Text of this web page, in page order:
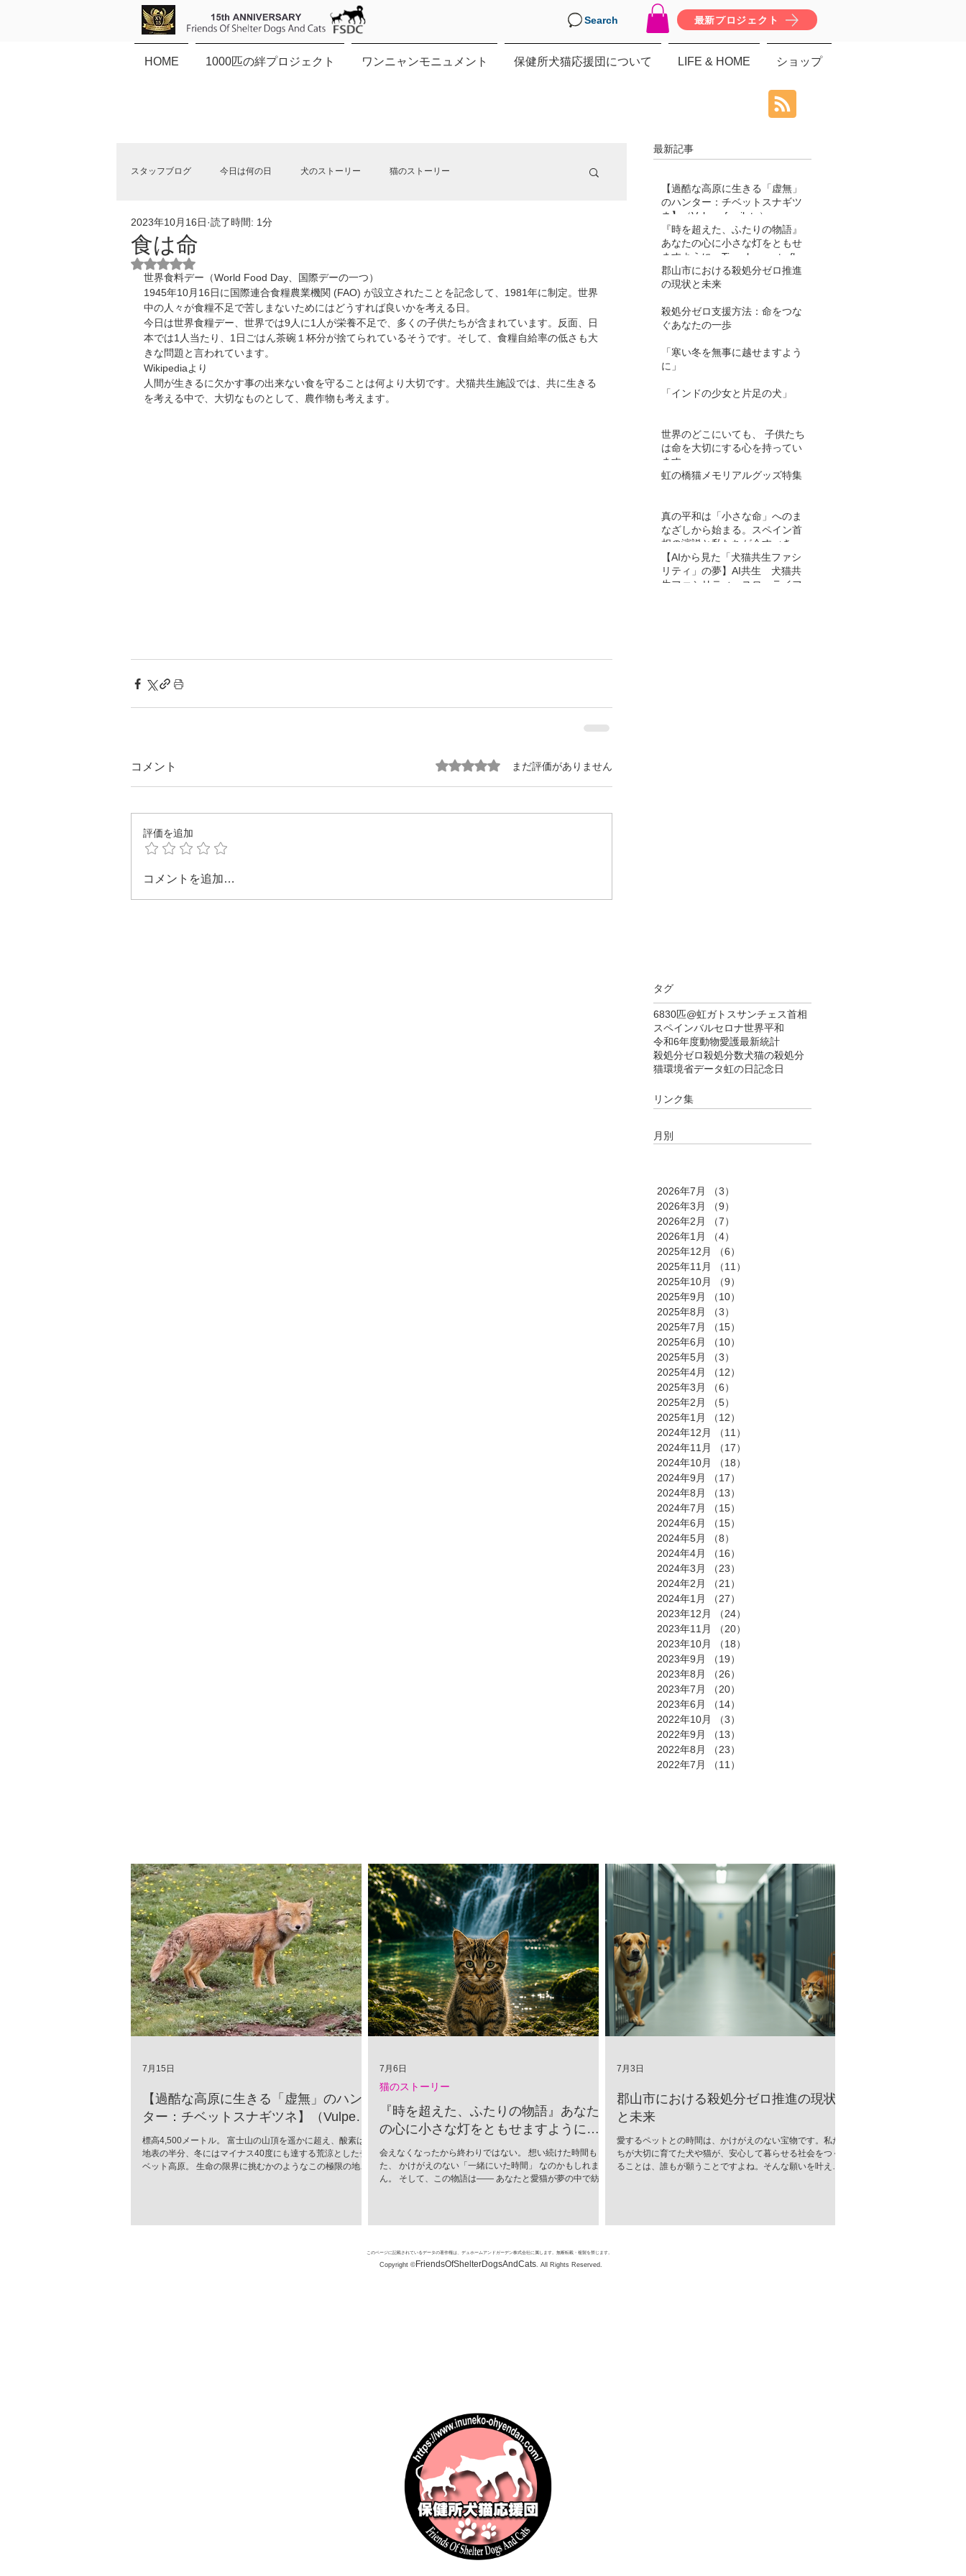
Search 最新プロジェクト
HOME 1000匹の絆プロジェクト ワンニャンモニュメント 保健所犬猫応援団について LIFE & HOME ショップ
スタッフブログ 今日は何の日 犬のストーリー 猫のストーリー
保健所犬猫応援団NEWS
食は命
2023年10月16日 読了時間: 1分
5つ星のうちNaNと評価されています。
世界食料デー（World Food Day、国際デーの一つ）
1945年10月16日に国際連合食糧農業機関 (FAO) が設立されたことを記念して、1981年に制定。世界
中の人々が食糧不足で苦しまないためにはどうすれば良いかを考える日。
今日は世界食糧デー、世界では9人に1人が栄養不足で、多くの子供たちが含まれています。反面、日
本では1人当たり、1日ごはん茶碗１杯分が捨てられているそうです。そして、食糧自給率の低さも大
きな問題と言われています。
Wikipediaより
人間が生きるに欠かす事の出来ない食を守ることは何より大切です。犬猫共生施設では、共に生きる
を考える中で、大切なものとして、農作物も考えます。
コメント 5つ星のうち0と評価されています。
まだ評価がありません
評価を追加
コメントを追加…
最新記事
【過酷な高原に生きる「虚無」
のハンター：チベットスナギツ
ネ】（Vulpes ferrilata）
『時を超えた、ふたりの物語』
あなたの心に小さな灯をともせ
ますように。Time began to flow
again
郡山市における殺処分ゼロ推進
の現状と未来
殺処分ゼロ支援方法：命をつな
ぐあなたの一歩
「寒い冬を無事に越せますよう
に」
「インドの少女と片足の犬」
世界のどこにいても、 子供たち
は命を大切にする心を持ってい
ます。
虹の橋猫メモリアルグッズ特集
真の平和は「小さな命」へのま
なざしから始まる。スペイン首
相の演説と私たちが今すべきこ
と【AIから見た「犬猫共生ファシ
リティ」の夢】AI共生 犬猫共
生ファシリティ スローライフ
タグ
6830匹@虹ガトスサンチェス首相
スペインバルセロナ世界平和
令和6年度動物愛護最新統計
殺処分ゼロ殺処分数犬猫の殺処分
猫環境省データ虹の日記念日
リンク集
月別
2026年7月 （3）
2026年3月
（9）
2026年2月
（7）
2026年1月
（4）
2025年12月
（6）
2025年11月
（11）
2025年10月
（9）
2025年9月
（10）
2025年8月
（3）
2025年7月
（15）
2025年6月
（10）
2025年5月
（3）
2025年4月
（12）
2025年3月
（6）
2025年2月
（5）
2025年1月
（12）
2024年12月
（11）
2024年11月
（17）
2024年10月
（18）
2024年9月
（17）
2024年8月
（13）
2024年7月
（15）
2024年6月
（15）
2024年5月
（8）
2024年4月
（16）
2024年3月
（23）
2024年2月
（21）
2024年1月
（27）
2023年12月
（24）
2023年11月
（20）
2023年10月
（18）
2023年9月
（19）
2023年8月
（26）
2023年7月
（20）
2023年6月
（14）
2022年10月
（3）
2022年9月
（13）
2022年8月
（23）
2022年7月
（11）
【過酷な高原に生きる「虚無」のハン
ター：チベットスナギツネ】（Vulpes
ferrilata）
標高4,500メートル。 富士山の山頂を遥かに超え、酸素は
地表の半分、冬にはマイナス40度にも達する荒涼としたチ
ベット高原。 生命の限界に挑むかのようなこの極限の地
の究極のデザイン」なのです。 特徴的な四角い顔は、決し
7月15日
『時を超えた、ふたりの物語』あなた
の心に小さな灯をともせますように。
Time began to flow again
会えなくなったから終わりではない。 想い続けた時間もま
た、 かけがえのない「一緒にいた時間」 なのかもしれませ
ん。 そして、この物語は―― あなたと愛猫が夢の中で紡い
猫のストーリー
7月6日
郡山市における殺処分ゼロ推進の現状
と未来
愛するペットとの時間は、かけがえのない宝物です。私た
ちが大切に育てた犬や猫が、安心して暮らせる社会をつく
ることは、誰もが願うことですよね。そんな願いを叶える
7月3日
このページに記載されているデータの著作権は、デュホームアンドガーデン株式会社に属します。無断転載・複製を禁じます。
Copyright ©FriendsOfShelterDogsAndCats. All Rights Reserved.